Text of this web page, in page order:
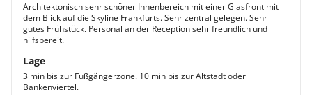
Architektonisch sehr schöner Innenbereich mit einer Glasfront mit
dem Blick auf die Skyline Frankfurts. Sehr zentral gelegen. Sehr
gutes Frühstück. Personal an der Reception sehr freundlich und
hilfsbereit.
Lage
3 min bis zur Fußgängerzone. 10 min bis zur Altstadt oder
Bankenviertel.